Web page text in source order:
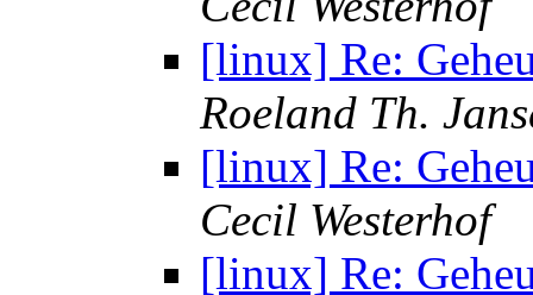
[linux] Re:
Roeland Th.
[linux] Re:
Cecil Westerhof
[linux] Re: